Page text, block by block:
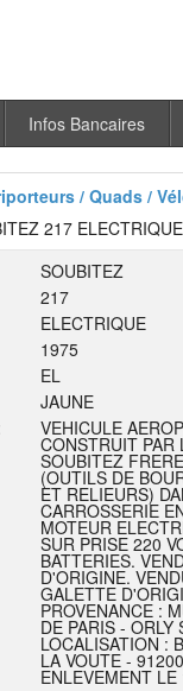
Infos Bancaires
/ Quads /
217 ELECTRIQUE
SOUBITEZ
217
ELECTRIQUE
1975
EL
JAUNE
VEHICULE
CONSTRUIT PAR
SOUBITEZ
(OUTILS DE
ET RELIEURS)
CARROSSERIE
MOTEUR
SUR PRISE 220
BATTERIES.
D'ORIGINE.
GALETTE
PROVENANCE :
DE PARIS - ORLY
LOCALISATION :
LA VOUTE -
ENLEVEMENT